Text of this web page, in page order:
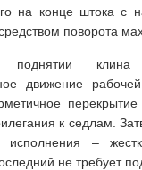
на конце штока с
поворота
клина
движение
к седлам.
исполнения –
не требует